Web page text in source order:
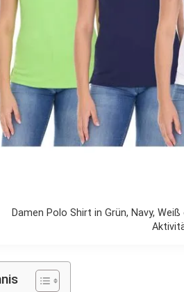
Damen Polo Shirt in Grün, Navy,